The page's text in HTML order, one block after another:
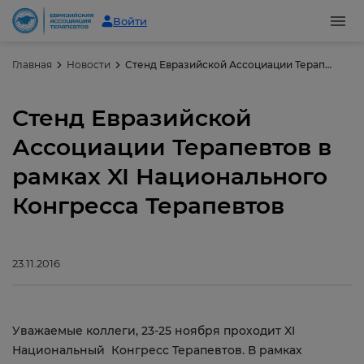
Войти
Главная Новости Стенд Евразийской Ассоциации Терапевтов в рамках XI Национального Конгресса Терапевтов
Стенд Евразийской
Ассоциации Терапевтов в
рамках XI Национального
Конгресса Терапевтов
23.11.2016
Уважаемые коллеги, 23-25 ноября проходит XI
Национальный Конгресс Терапевтов. В рамках